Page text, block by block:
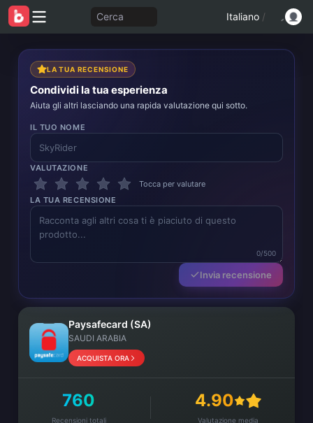
Cerca Italiano /
LA TUA RECENSIONE
Condividi la tua esperienza
Aiuta gli altri lasciando una rapida valutazione qui sotto.
IL TUO NOME
VALUTAZIONE
Tocca per valutare
LA TUA RECENSIONE
0/500
Invia recensione
Paysafecard (SA)
SAUDI ARABIA
ACQUISTA ORA
760
Recensioni totali
4.90
Valutazione media